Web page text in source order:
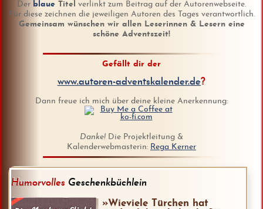
Der blaue Titel
verlinkt zum Beitrag auf der Autorenwebseite.
Für diese zeichnen die jeweiligen Autoren des Tages verantwortlich.
Gemeinsam wünschen wir allen Leserinnen & Lesern eine
schöne Adventszeit!
Gefällt dir der
www.autoren-adventskalender.de?
Dann freue ich mich über deine kleine Anerkennung:
Danke! Die Projektleitung &
Kalenderwebmasterin: Rega Kerner
Humorvolles Geschenkbüchlein
»Wieviele Türchen hat